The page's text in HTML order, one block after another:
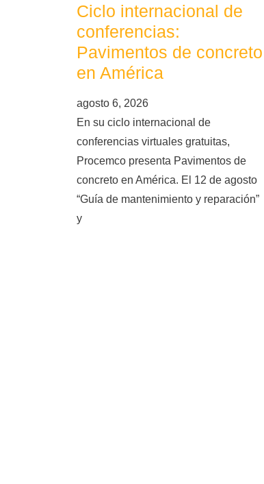
Ciclo internacional de
conferencias:
Pavimentos de concreto
en América
agosto 6, 2026
En su ciclo internacional de
conferencias virtuales gratuitas,
Procemco presenta Pavimentos de
concreto en América. El 12 de agosto
“Guía de mantenimiento y reparación”
y